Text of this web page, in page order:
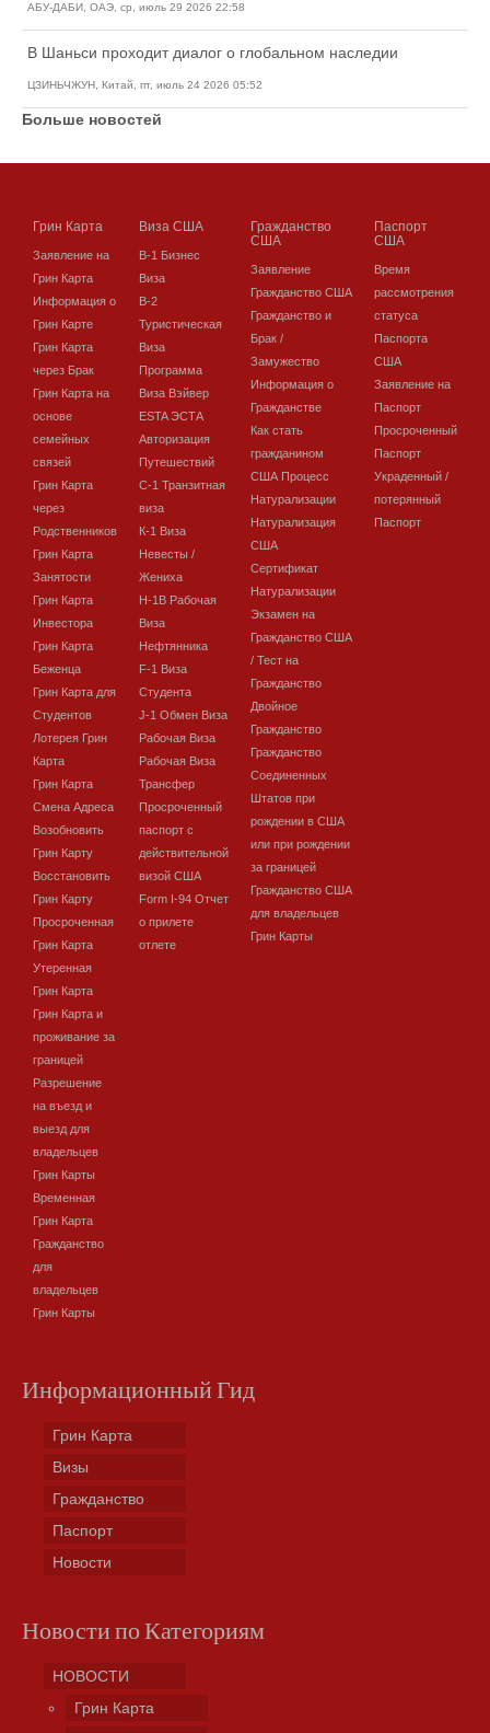
АБУ-ДАБИ, ОАЭ, ср, июль 29 2026 22:58
В Шаньси проходит диалог о глобальном наследии
ЦЗИНЬЧЖУН, Китай, пт, июль 24 2026 05:52
Больше новостей
Грин Карта
Заявление на
Грин Карта
Информация о
Грин Карте
Грин Карта
через Брак
Грин Карта на
основе
семейных
связей
Грин Карта
через
Родственников
Грин Карта
Занятости
Грин Карта
Инвестора
Грин Карта
Беженца
Грин Карта для
Студентов
Лотерея Грин
Карта
Грин Карта
Смена Адреса
Возобновить
Грин Карту
Восстановить
Грин Карту
Просроченная
Грин Карта
Утеренная
Грин Карта
Грин Карта и
проживание за
границей
Разрешение
на въезд и
выезд для
владельцев
Грин Карты
Временная
Грин Карта
Гражданство
для
владельцев
Грин Карты
Виза США
В-1 Бизнес
Виза
В-2
Туристическая
Виза
Программа
Виза Вэйвер
ESTA ЭСТА
Авторизация
Путешествий
C-1 Транзитная
виза
К-1 Виза
Невесты /
Жениха
H-1B Рабочая
Виза
Нефтянника
F-1 Виза
Студента
J-1 Обмен Виза
Рабочая Виза
Рабочая Виза
Трансфер
Просроченный
паспорт с
действительной
визой США
Form I-94 Отчет
о прилете
отлете
Гражданство
США
Заявление
Гражданство США
Гражданство и
Брак /
Замужество
Информация о
Гражданстве
Как стать
гражданином
США Процесс
Натурализации
Натурализация
США
Сертификат
Натурализации
Экзамен на
Гражданство США
/ Тест на
Гражданство
Двойное
Гражданство
Гражданство
Соединенных
Штатов при
рождении в США
или при рождении
за границей
Гражданство США
для владельцев
Грин Карты
Паспорт
США
Время
рассмотрения
статуса
Паспорта
США
Заявление на
Паспорт
Просроченный
Паспорт
Украденный /
потерянный
Паспорт
Информационный Гид
Грин Карта
Визы
Гражданство
Паспорт
Новости
Новости по Категориям
НОВОСТИ
Грин Карта